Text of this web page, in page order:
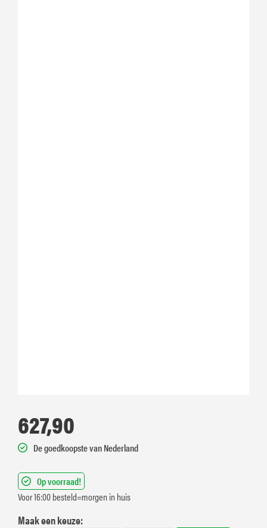
627,90
De goedkoopste van Nederland
Op voorraad!
Voor 16:00 besteld=morgen in huis
Maak een keuze: